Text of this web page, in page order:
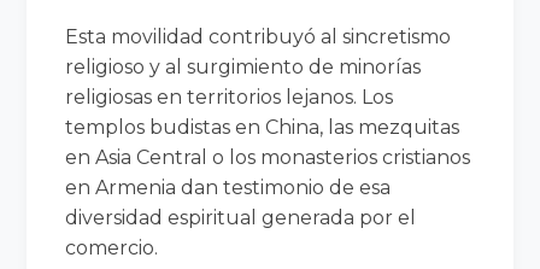
Esta movilidad contribuyó al sincretismo
religioso y al surgimiento de minorías
religiosas en territorios lejanos. Los
templos budistas en China, las mezquitas
en Asia Central o los monasterios cristianos
en Armenia dan testimonio de esa
diversidad espiritual generada por el
comercio.